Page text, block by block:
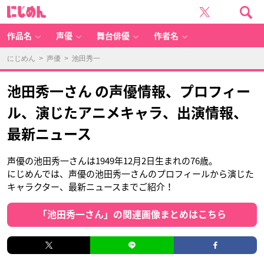
作品名 声優 舞台俳優 作者名
にじめん > 声優 > 池田秀一
池田秀一さん の声優情報、プロフィー
ル、演じたアニメキャラ、出演情報、
最新ニュース
声優の池田秀一さんは1949年12月2日生まれの76歳。
にじめんでは、声優の池田秀一さんのプロフィールから演じた
キャラクター、最新ニュースまでご紹介！
「池田秀一さん」の関連画像まとめはこちら